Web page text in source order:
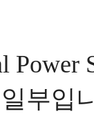
Power
부입